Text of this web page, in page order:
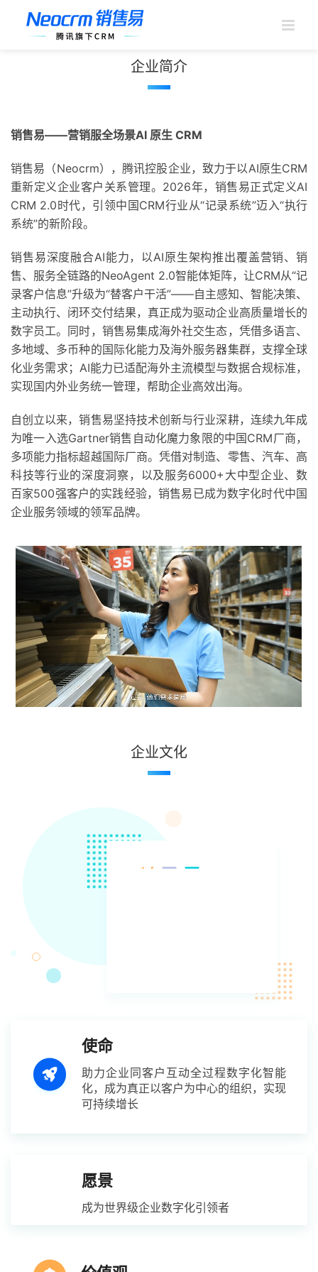
企业简介
销售易——营销服全场景AI 原生 CRM
销售易（Neocrm），腾讯控股企业，致力于以AI原生CRM
重新定义企业客户关系管理。2026年，销售易正式定义AI
CRM 2.0时代，引领中国CRM行业从“记录系统”迈入“执行
系统”的新阶段。
销售易深度融合AI能力，以AI原生架构推出覆盖营销、销
售、服务全链路的NeoAgent 2.0智能体矩阵，让CRM从“记
录客户信息”升级为“替客户干活”——自主感知、智能决策、
主动执行、闭环交付结果，真正成为驱动企业高质量增长的
数字员工。同时，销售易集成海外社交生态，凭借多语言、
多地域、多币种的国际化能力及海外服务器集群，支撑全球
化业务需求；AI能力已适配海外主流模型与数据合规标准，
实现国内外业务统一管理，帮助企业高效出海。
自创立以来，销售易坚持技术创新与行业深耕，连续九年成
为唯一入选Gartner销售自动化魔力象限的中国CRM厂商，
多项能力指标超越国际厂商。凭借对制造、零售、汽车、高
科技等行业的深度洞察，以及服务6000+大中型企业、数
百家500强客户的实践经验，销售易已成为数字化时代中国
企业服务领域的领军品牌。
企业文化
价值观
使命
愿景
使命
助力企业同客户互动全过程数字化智能
化，成为真正以客户为中心的组织，实现
可持续增长
愿景
成为世界级企业数字化引领者